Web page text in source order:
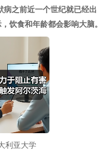
病之前近一个世纪就已经出
饮食和年龄都会影响大脑。
利亚大学